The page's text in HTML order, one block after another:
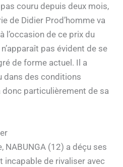
couru depuis deux mois,
de Didier Prod’homme va
l’occasion de ce prix du
pas évident de se
de forme actuel. Il a
dans des conditions
particulièrement de sa
NABUNGA (12) a déçu ses
incapable de rivaliser avec